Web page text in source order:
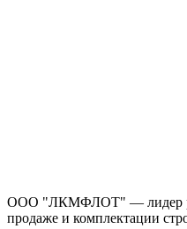
ООО "ЛКМФЛОТ" — лидер
продаже и комплектации